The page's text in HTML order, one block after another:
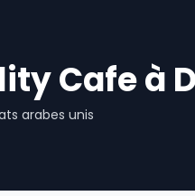
Cafe à
arabes unis